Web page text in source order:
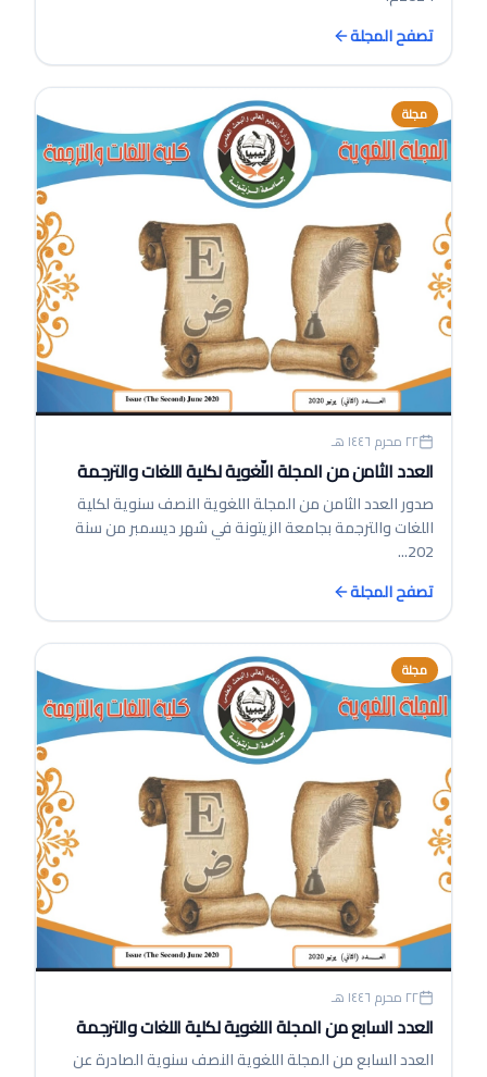
تصفح المجلة
مجلة
٢٢ محرم ١٤٤٦ هـ
العدد الثامن من المجلة اللّغوية لكلية اللغات والترجمة
صدور العدد الثامن من المجلة اللغوية النصف سنوية لكلية
اللغات والترجمة بجامعة الزيتونة في شهر ديسمبر من سنة
202...
تصفح المجلة
مجلة
٢٢ محرم ١٤٤٦ هـ
العدد السابع من المجلة اللغوية لكلية اللغات والترجمة
العدد السابع من المجلة اللغوية النصف سنوية الصادرة عن